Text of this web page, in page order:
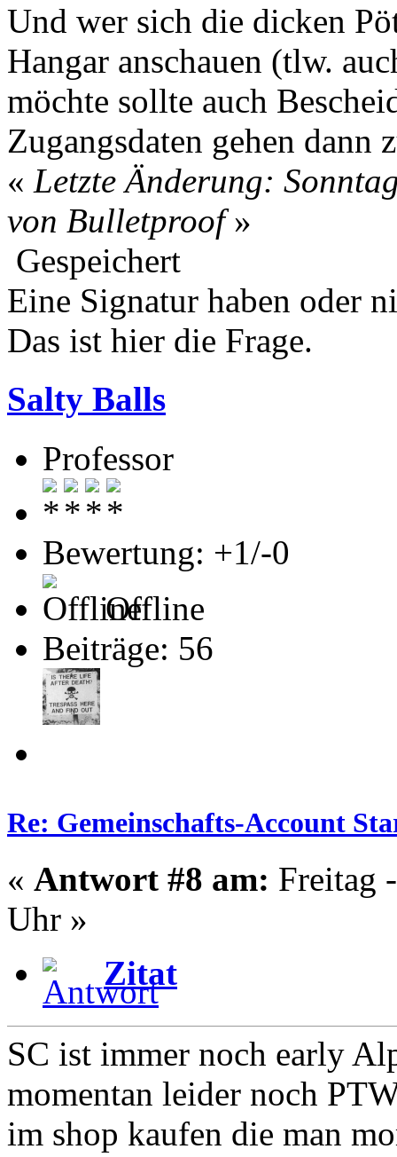
Und wer sich die dicken
Hangar anschauen (tlw.
möchte sollte auch
Zugangsdaten gehen dann
« Letzte Änderung:
von Bulletproof»
Gespeichert
Eine Signatur haben oder
Das ist hier die Frage.
Salty Balls
Professor
Bewertung: +1/-0
Offline
Beiträge: 56
Re: Gemeinschafts-Account
« Antwort #8 am: Freitag
Uhr »
Zitat
SC ist immer noch early
momentan leider noch
im shop kaufen die man